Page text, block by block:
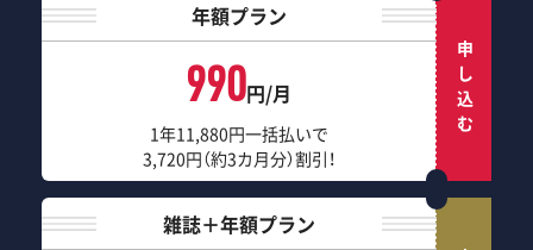
年額プラン
990円/月
1年11,880円一括払いで
3,720円（約3カ月分）割引！
申し込む
雑誌＋年額プラン